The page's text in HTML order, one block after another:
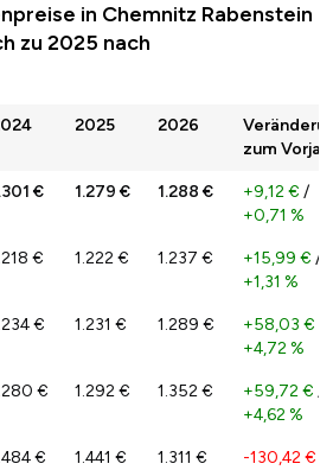
in Chemnitz Rabenstein
zu 2025 nach
2025 2026
zum
€ 1.279 € 1.288 € +9,12 € /
+0,71 %
€ 1.222 € 1.237 € +15,99 € /
+1,31 %
€ 1.231 € 1.289 € +58,03 €
+4,72 %
€ 1.292 € 1.352 € +59,72 € /
+4,62 %
€ 1.441 € 1.311 € -130,42 €